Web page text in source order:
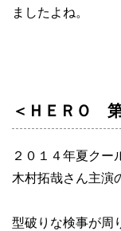
ましたよね。
＜ＨＥＲＯ
２０１４年夏クー
木村拓哉さん主演
型破りな検事が周